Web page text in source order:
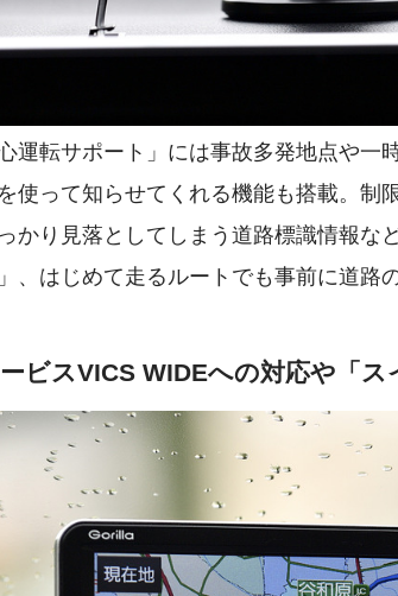
運転サポート」には事故多発地点や一
使って知らせてくれる機能も搭載。制
かり見落としてしまう道路標識情報な
、はじめて走るルートでも事前に道路
ビスVICS WIDEへの対応や「ス